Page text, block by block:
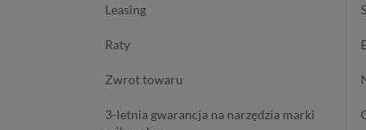
leasing
raty
zwrot towaru
3-letnia gwarancja na narzędzia marki